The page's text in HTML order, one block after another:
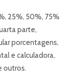
25%, 50%, 75%
parte,
porcentagens,
e calculadora,
outros.